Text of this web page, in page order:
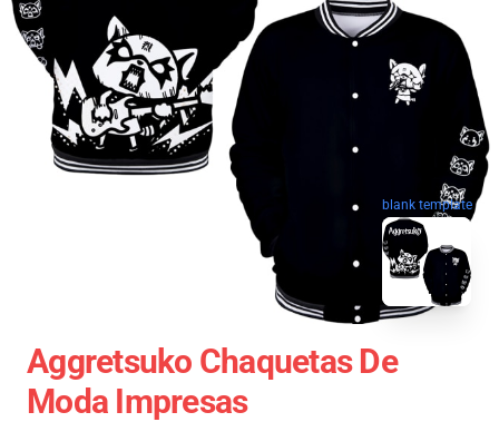
blank template
Aggretsuko Chaquetas De
Moda Impresas